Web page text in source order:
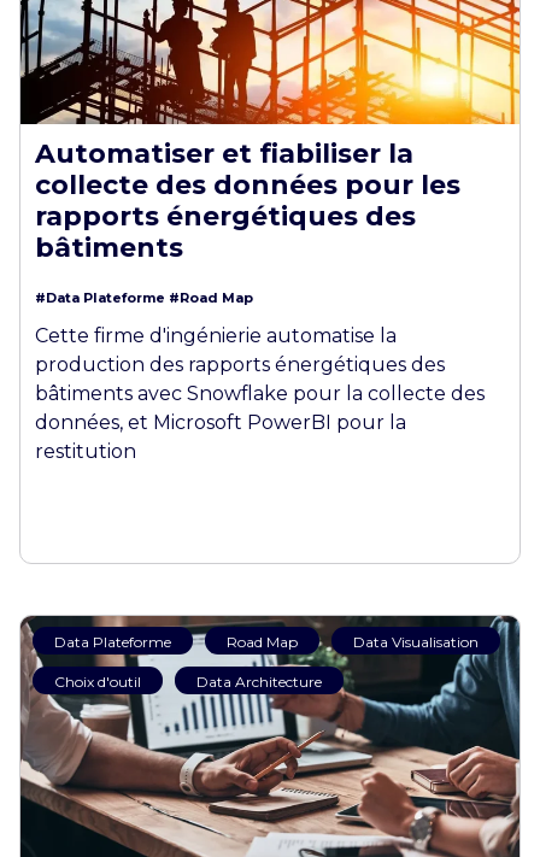
Automatiser et fiabiliser la
collecte des données pour les
rapports énergétiques des
bâtiments
#Data Plateforme #Road Map
Cette firme d'ingénierie automatise la
production des rapports énergétiques des
bâtiments avec Snowflake pour la collecte des
données, et Microsoft PowerBI pour la
restitution
Data Plateforme Road Map Data Visualisation
Choix d'outil Data Architecture